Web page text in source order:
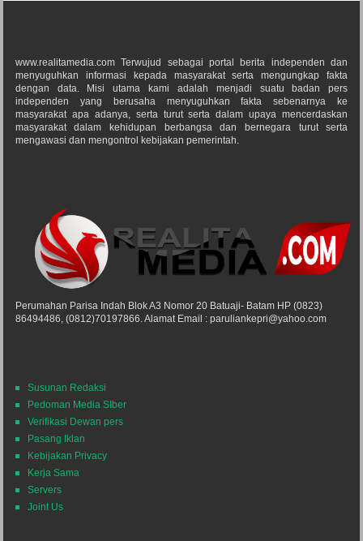
www.realitamedia.com Terwujud sebagai portal berita independen dan
menyuguhkan informasi kepada masyarakat serta mengungkap fakta
dengan data. Misi utama kami adalah menjadi suatu badan pers
independen yang berusaha menyuguhkan fakta sebenarnya ke
masyarakat apa adanya, serta turut serta dalam upaya mencerdaskan
masyarakat dalam kehidupan berbangsa dan bernegara turut serta
mengawasi dan mengontrol kebijakan pemerintah.
Perumahan Parisa Indah Blok A3 Nomor 20 Batuaji- Batam HP (0823)
86494486, (0812)70197866. Alamat Email : paruliankepri@yahoo.com
Susunan Redaksi
Pedoman Media SIber
Verifikasi Dewan pers
Pasang Iklan
Kebijakan Privacy
Kerja Sama
Servers
Joint Us